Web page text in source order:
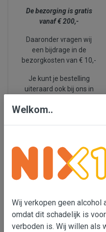
De bezorging is gratis
vanaf € 200,-
Daaronder vragen wij
een bijdrage in de
bezorgkosten van € 10,-
Je kunt je bestelling
uiteraard ook bij ons in
Nix 18
dan 18 jaar, omdat dit
schadelijk is voor je
gezondheid en wettelijk
Welkom..
Wij verkopen geen alcohol
omdat dit schadelijk is
verboden is. Wij willen als